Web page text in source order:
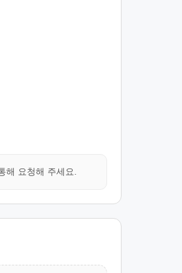
해 요청해 주세요.